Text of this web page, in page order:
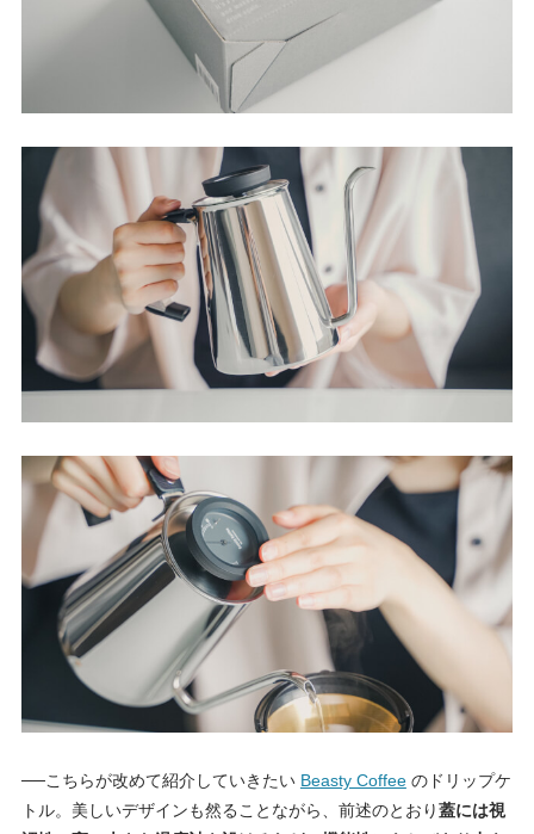
──こちらが改めて紹介していきたい Beasty Coffeeのドリップケ
トル。美しいデザインも然ることながら、前述のとおり蓋には視